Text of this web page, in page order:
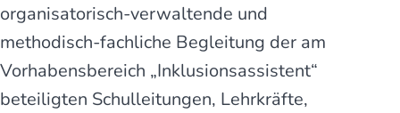
organisatorisch-verwaltende und
methodisch-fachliche Begleitung der am
Vorhabensbereich „Inklusionsassistent“
beteiligten Schulleitungen, Lehrkräfte,